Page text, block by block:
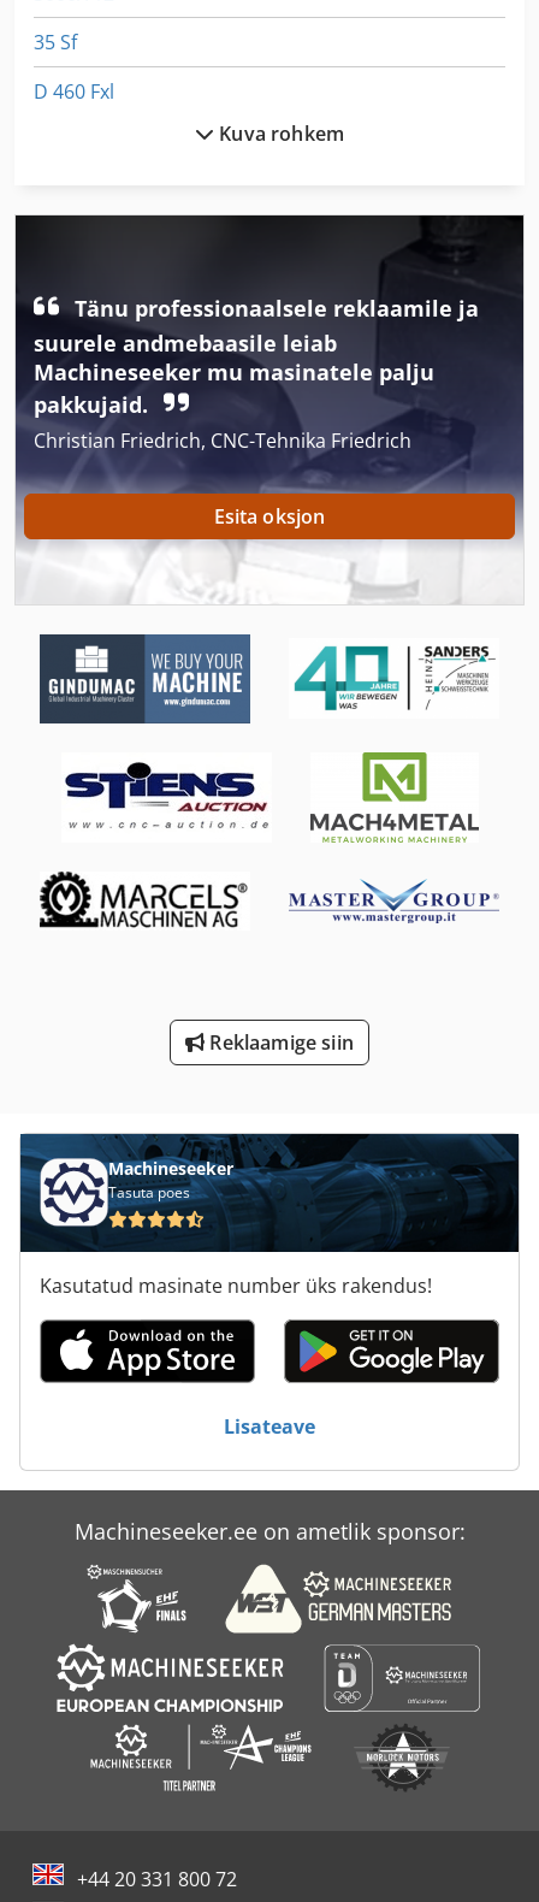
35 Sf
D 460 Fxl
Juhend Ja Näpunäited Kuni 500 Mm Käävi Treipink
Kaabel Lug Valtsimisega Vahend Elektriline
Ks 205
Lm
Lm Juhend
Masin Näpits 200 Mm
Mulgustamiseks Ja Lõikamine
Pöörleva Die Lõikur
Sbs 8 70
Si 550
Si 68
St 251
Sulg-Ja Võlli
Kuva rohkem
Tänu professionaalsele reklaamile ja
suurele andmebaasile leiab
Machineseeker mu masinatele palju
pakkujaid.
Christian Friedrich, CNC-Tehnika Friedrich
Esita oksjon
Reklaamige siin
Machineseeker
Tasuta poes
Kasutatud masinate number üks rakendus!
Lisateave
Machineseeker.ee on ametlik sponsor:
+44 20 331 800 72